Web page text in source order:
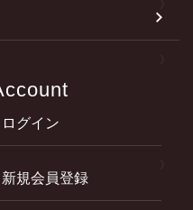
ログイン
新規会員登録